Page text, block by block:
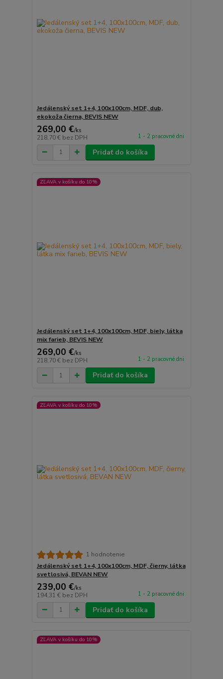
Jedálenský set 1+4, 100x100cm, MDF, dub,
ekokoža čierna, BEVIS NEW
269,00 €/ks
218,70 € bez DPH 1 - 2 pracovné dni
Pridať do košíka
ZĽAVA v košíku do 10%
Jedálenský set 1+4, 100x100cm, MDF, biely, látka
mix farieb, BEVIS NEW
269,00 €/ks
218,70 € bez DPH 1 - 2 pracovné dni
Pridať do košíka
ZĽAVA v košíku do 10%
1 hodnotenie
Jedálenský set 1+4, 100x100cm, MDF, čierny, látka
svetlosivá, BEVAN NEW
239,00 €/ks
194,31 € bez DPH 1 - 2 pracovné dni
Pridať do košíka
ZĽAVA v košíku do 10%